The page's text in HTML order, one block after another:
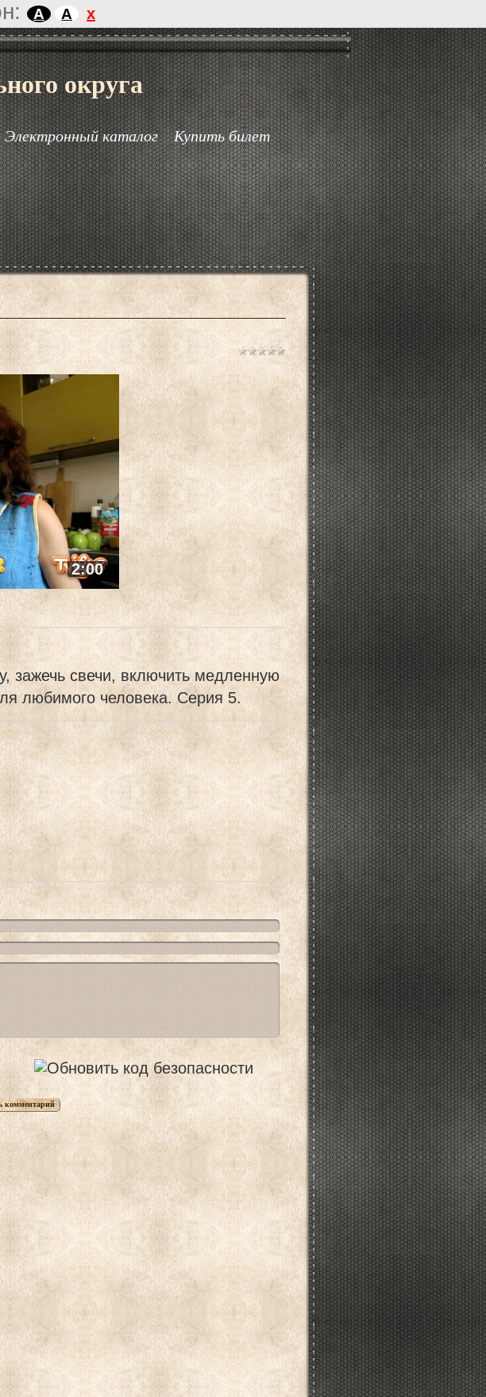
A A x
округа
Электронный каталог Купить билет
2:00
зажечь свечи, включить медленную
любимого человека. Серия 5.